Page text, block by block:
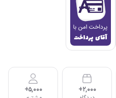
2,000+
5,000+